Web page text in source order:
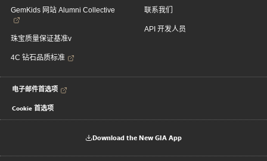
GemKids 网站 Alumni Collective
珠宝质量保证基准v
4C 钻石品质标准
联系我们
API 开发人员
电子邮件首选项
Cookie 首选项
Download the New GIA App